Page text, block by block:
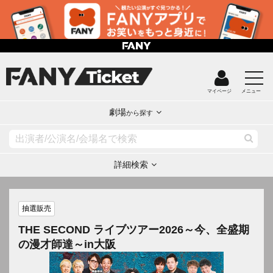
マイページ メニュー
劇場から探す
詳細検索
抽選販売
THE SECOND ライブツアー2026～今、全盛期
の漫才師達～in大阪